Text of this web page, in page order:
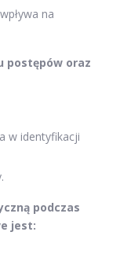
na
postępów oraz
w identyfikacji
podczas
jest: